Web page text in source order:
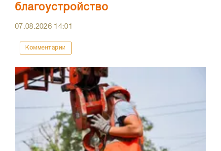
благоустройство
07.08.2026 14:01
Комментарии